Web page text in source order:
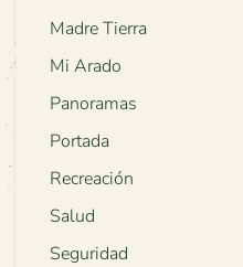
Madre Tierra
Mi Arado
Panoramas
Portada
Recreación
Salud
Seguridad